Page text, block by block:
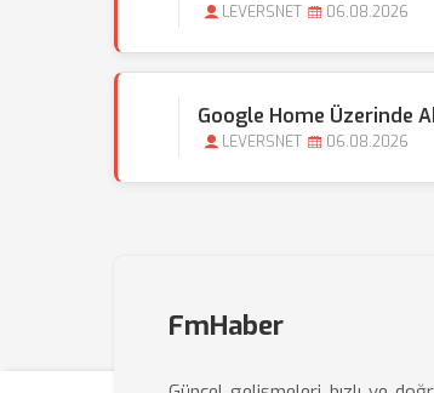
LEVERSNET 06.08.2026
Google Home Üzerinde
LEVERSNET 06.08.2026
FmHaber